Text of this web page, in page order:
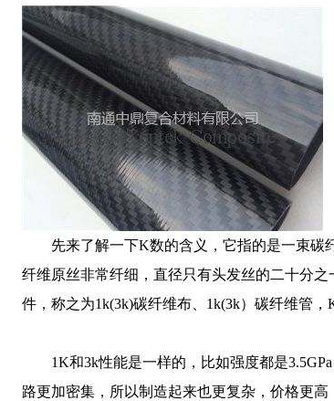
先来了解一下K数的含义，它指的是一束碳纤
纤维原丝非常纤细，直径只有头发丝的二十分
件，称之为1k(3k)碳纤维布、1k(3k）碳纤维管
1K和3k性能是一样的，比如强度都是3.5GPa
路更加密集，所以制造起来也更复杂，价格更